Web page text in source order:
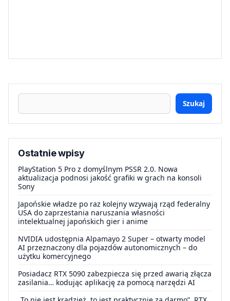
Szukaj
Ostatnie wpisy
PlayStation 5 Pro z domyślnym PSSR 2.0. Nowa
aktualizacja podnosi jakość grafiki w grach na konsoli
Sony
Japońskie władze po raz kolejny wzywają rząd federalny
USA do zaprzestania naruszania własności
intelektualnej japońskich gier i anime
NVIDIA udostępnia Alpamayo 2 Super – otwarty model
AI przeznaczony dla pojazdów autonomicznych – do
użytku komercyjnego
Posiadacz RTX 5090 zabezpiecza się przed awarią złącza
zasilania… kodując aplikację za pomocą narzędzi AI